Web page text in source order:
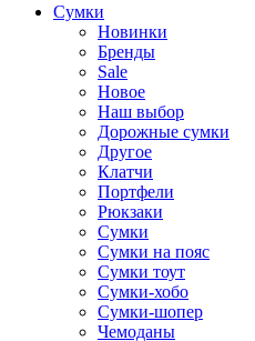
Cумки
Новинки
Бренды
Sale
Новое
Наш выбор
Дорожные сумки
Другое
Клатчи
Портфели
Рюкзаки
Сумки
Сумки на пояс
Сумки тоут
Сумки-хобо
Сумки-шопер
Чемоданы